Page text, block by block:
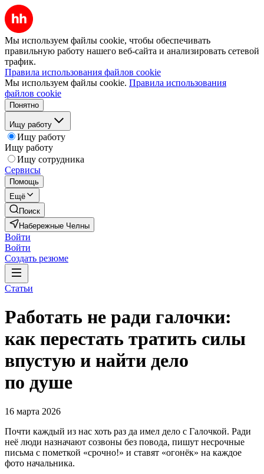
Мы используем файлы cookie, чтобы обеспечивать
правильную работу нашего веб-сайта и анализировать сетевой
трафик.
Правила использования файлов cookie
Мы используем файлы cookie. Правила использования
файлов cookie
Понятно
Ищу работу
Ищу работу
Ищу работу
Ищу сотрудника
Сервисы
Помощь
Ещё
Поиск
Набережные Челны
Войти
Войти
Создать резюме
Статьи
Работать не ради галочки:
как перестать тратить силы
впустую и найти дело
по душе
16 марта 2026
Почти каждый из нас хоть раз да имел дело с Галочкой. Ради
неё люди назначают созвоны без повода, пишут несрочные
письма с пометкой «срочно!» и ставят «огонёк» на каждое
фото начальника.